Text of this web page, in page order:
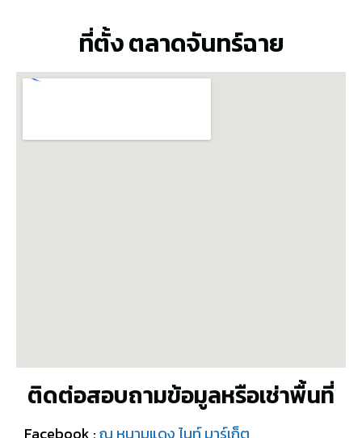
ที่ตั้ง ตลาดจันทร์ฉาย
ติดต่อสอบถามข้อมูลหรือเช่าพื้นที่
Facebook :ณ หนามแดง ไนท์ มาร์เก็ต